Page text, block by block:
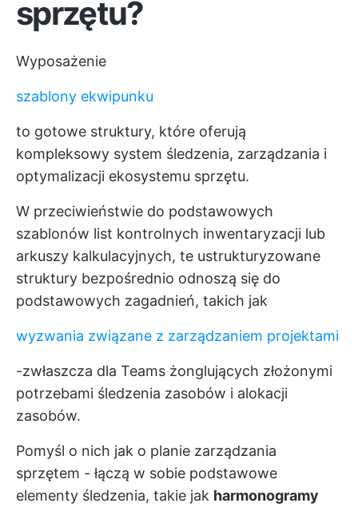
sprzętu?
Wyposażenie
szablony ekwipunku
to gotowe struktury, które oferują
kompleksowy system śledzenia, zarządzania i
optymalizacji ekosystemu sprzętu.
W przeciwieństwie do podstawowych
szablonów list kontrolnych inwentaryzacji lub
arkuszy kalkulacyjnych, te ustrukturyzowane
struktury bezpośrednio odnoszą się do
podstawowych zagadnień, takich jak
wyzwania związane z zarządzaniem projektami
-zwłaszcza dla Teams żonglujących złożonymi
potrzebami śledzenia zasobów i alokacji
zasobów.
Pomyśl o nich jak o planie zarządzania
sprzętem - łączą w sobie podstawowe
elementy śledzenia, takie jak harmonogramy